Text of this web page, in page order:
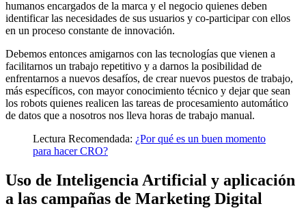
humanos encargados de la marca y el negocio quienes deben
identificar las necesidades de sus usuarios y co-participar con ellos
en un proceso constante de innovación.
Debemos entonces amigarnos con las tecnologías que vienen a
facilitarnos un trabajo repetitivo y a darnos la posibilidad de
enfrentarnos a nuevos desafíos, de crear nuevos puestos de trabajo,
más específicos, con mayor conocimiento técnico y dejar que sean
los robots quienes realicen las tareas de procesamiento automático
de datos que a nosotros nos lleva horas de trabajo manual.
Lectura Recomendada: ¿Por qué es un buen momento
para hacer CRO?
Uso de Inteligencia Artificial y aplicación
a las campañas de Marketing Digital